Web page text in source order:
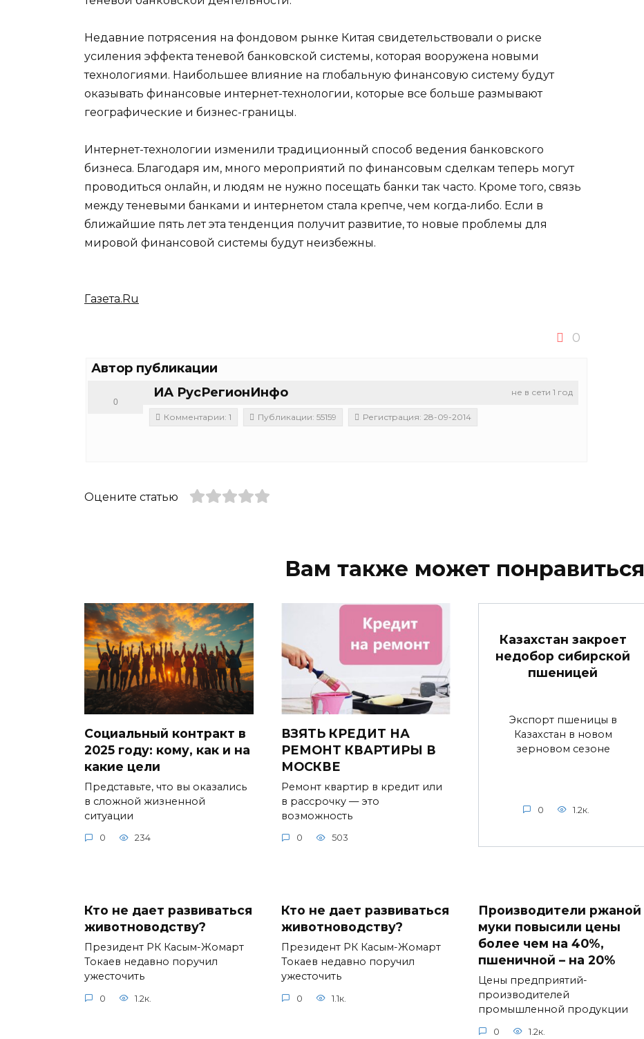
Недавние потрясения на фондовом рынке Китая свидетельствовали о риске
усиления эффекта теневой банковской системы, которая вооружена новыми
технологиями. Наибольшее влияние на глобальную финансовую систему будут
оказывать финансовые интернет-технологии, которые все больше размывают
географические и бизнес-границы.
Интернет-технологии изменили традиционный способ ведения банковского
бизнеса. Благодаря им, много мероприятий по финансовым сделкам теперь могут
проводиться онлайн, и людям не нужно посещать банки так часто. Кроме того, связь
между теневыми банками и интернетом стала крепче, чем когда-либо. Если в
ближайшие пять лет эта тенденция получит развитие, то новые проблемы для
мировой финансовой системы будут неизбежны.
Газета.Ru
0
Автор публикации
не в сети 1 год
ИА РусРегионИнфо
0
Комментарии: 1 Публикации: 55159 Регистрация: 28-09-2014
Оцените статью
Вам также может понравиться
Социальный контракт в
2025 году: кому, как и на
какие цели
Представьте, что вы оказались
в сложной жизненной
ситуации
0 234
ВЗЯТЬ КРЕДИТ НА
РЕМОНТ КВАРТИРЫ В
МОСКВЕ
Ремонт квартир в кредит или
в рассрочку — это
возможность
0 503
Казахстан закроет
недобор сибирской
пшеницей
Экспорт пшеницы в
Казахстан в новом
зерновом сезоне
0 1.2к.
Кто не дает развиваться
животноводству?
Президент РК Касым-Жомарт
Токаев недавно поручил
ужесточить
0 1.2к.
Кто не дает развиваться
животноводству?
Президент РК Касым-Жомарт
Токаев недавно поручил
ужесточить
0 1.1к.
Производители ржаной
муки повысили цены
более чем на 40%,
пшеничной – на 20%
Цены предприятий-
производителей
промышленной продукции
0 1.2к.